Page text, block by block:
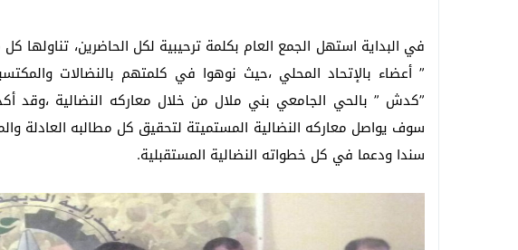
في البداية استهل الجمع العام بكلمة ترحيبية لكل الحاضرين،
” أعضاء بالإتحاد المحلي ،حيث نوهوا في كلمتهم بالنضالات
”كدش ” بالحي الجامعي بني ملال من خلال معاركه النضالية ،وقد
سوف يواصل معاركه النضالية المستميتة لتحقيق كل مطالبه العادلة
سندا ودعما في كل خطواته النضالية المستقبلية.